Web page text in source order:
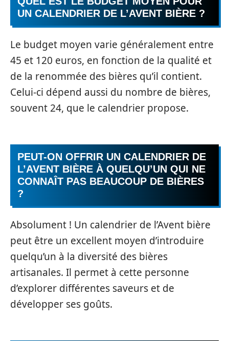
UN CALENDRIER DE L’AVENT BIÈRE ?
Le budget moyen varie généralement entre
45 et 120 euros, en fonction de la qualité et
de la renommée des bières qu’il contient.
Celui-ci dépend aussi du nombre de bières,
souvent 24, que le calendrier propose.
PEUT-ON OFFRIR UN CALENDRIER DE
L’AVENT BIÈRE À QUELQU’UN QUI NE
CONNAÎT PAS BEAUCOUP DE BIÈRES
?
Absolument ! Un calendrier de l’Avent bière
peut être un excellent moyen d’introduire
quelqu’un à la diversité des bières
artisanales. Il permet à cette personne
d’explorer différentes saveurs et de
développer ses goûts.